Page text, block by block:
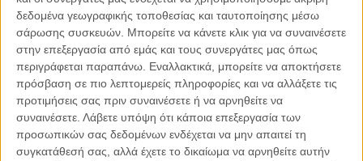
δεδομένα γεωγραφικής τοποθεσίας και ταυτοποίησης μέσω
σάρωσης συσκευών. Μπορείτε να κάνετε κλικ για να συναινέσετε
στην επεξεργασία από εμάς και τους συνεργάτες μας όπως
περιγράφεται παραπάνω. Εναλλακτικά, μπορείτε να αποκτήσετε
πρόσβαση σε πιο λεπτομερείς πληροφορίες και να αλλάξετε τις
προτιμήσεις σας πριν συναινέσετε ή να αρνηθείτε να
συναινέσετε. Λάβετε υπόψη ότι κάποια επεξεργασία των
προσωπικών σας δεδομένων ενδέχεται να μην απαιτεί τη
συγκατάθεσή σας, αλλά έχετε το δικαίωμα να αρνηθείτε αυτήν
κρατήσω όρθιους, να τους πω χωρίς λόγια πως δεν είναι
μόνοι. Στις αγκαλιές αυτές νιώθω το τυχαίο της ζωής, πως
θα μπορούσα να είμαι εγώ, οι γονείς μου…θα μπορούσαν να
είναι τα δικά σας παιδιά και οι δικοί σας αγαπημένοι
άνθρωποι. Ζούμε από θαύμα, κι αυτό το θαύμα δεν μας
ανήκει μόνο, μας δεσμεύει. Γι’ αυτό στεκόμαστε δίπλα τους,
όχι σαν θεατές, αλλά σαν συνοδοιπόροι στον αγώνα για
δικαίωση. Γιατί το να θυμόμαστε τους ανθρώπους τους και